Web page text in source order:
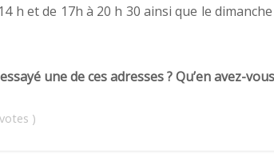
h et de 17h à 20 h 30 ainsi que le
une de ces adresses ? Qu’en avez-
votes )